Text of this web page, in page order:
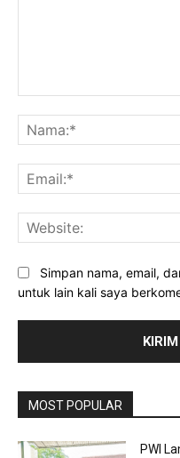
Simpan nama, email,
untuk lain kali saya
MOST POPULAR
PWI